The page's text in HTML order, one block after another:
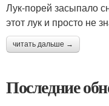
Лук-порей засыпало
этот лук и просто не
читать дальше →
Последние